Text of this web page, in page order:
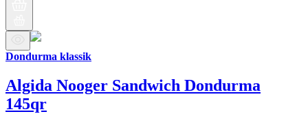
Dondurma klassik
Algida Nooger Sandwich Dondurma
145qr